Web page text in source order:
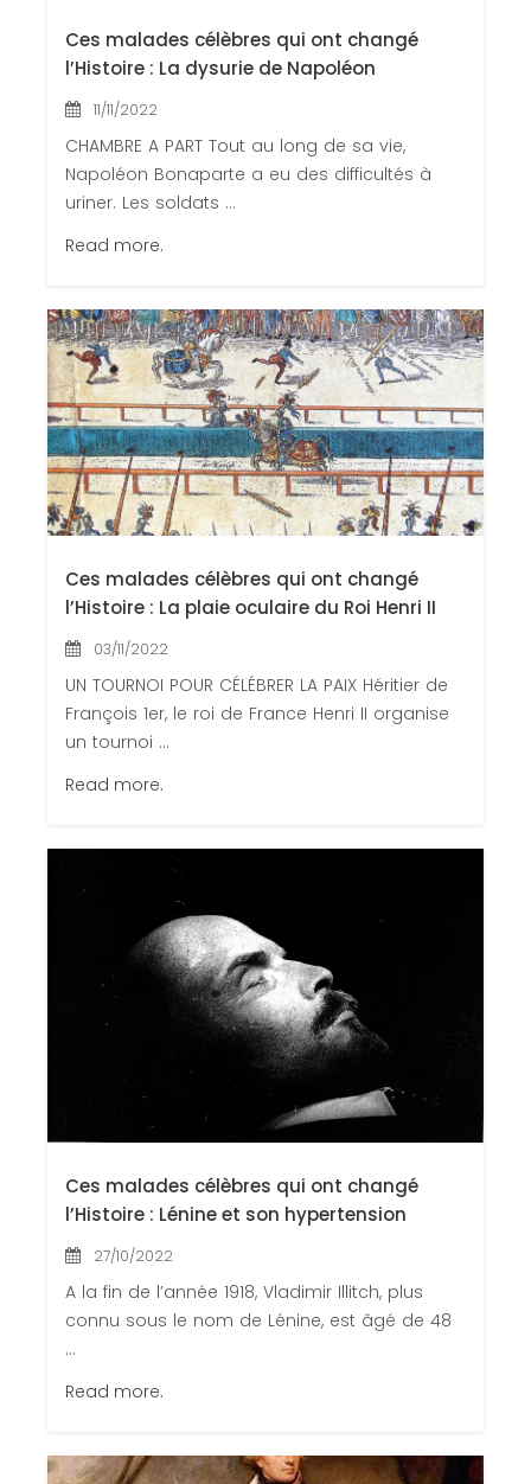
Ces malades célèbres qui ont changé
l’Histoire : La dysurie de Napoléon
11/11/2022
CHAMBRE A PART Tout au long de sa vie,
Napoléon Bonaparte a eu des difficultés à
uriner. Les soldats ...
Read more.
Ces malades célèbres qui ont changé
l’Histoire : La plaie oculaire du Roi Henri II
03/11/2022
UN TOURNOI POUR CÉLÉBRER LA PAIX Héritier de
François 1er, le roi de France Henri II organise
un tournoi ...
Read more.
Ces malades célèbres qui ont changé
l’Histoire : Lénine et son hypertension
27/10/2022
A la fin de l’année 1918, Vladimir Illitch, plus
connu sous le nom de Lénine, est âgé de 48
...
Read more.